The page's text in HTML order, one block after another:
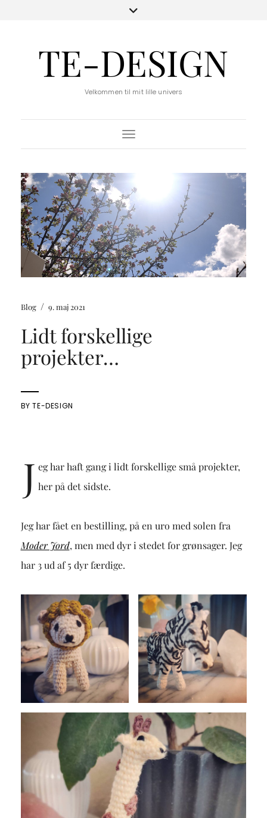
TE-DESIGN
Velkommen til mit lille univers
Toggle Navigation
Blog / 9. maj 2021
Lidt forskellige
projekter…
BYTE-DESIGN
J eg har haft gang i lidt forskellige små projekter,
her på det sidste.
Jeg har fået en bestilling, på en uro med solen fra
Moder Jord, men med dyr i stedet for grønsager. Jeg
har 3 ud af 5 dyr færdige.